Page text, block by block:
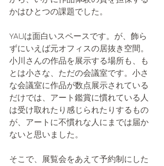
かはひとつの課題でした。
YAUは面白いスペースです。が、飾ら
ずにいえば元オフィスの居抜き空間。
小川さんの作品を展示する場所も、も
とは小さな、ただの会議室です。小さ
な会議室に作品が数点展示されている
だけでは、アート鑑賞に慣れている人
は受け取れたり感じられたりするもの
が、アートに不慣れな人にまでは届か
ないと思いました。
そこで、展覧会をあえて予約制にした